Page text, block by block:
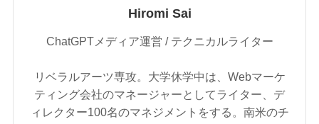
Hiromi Sai
ChatGPTメディア運営 / テクニカルライター
リベラルアーツ専攻。大学休学中は、Webマーケ
ティング会社のマネージャーとしてライター、デ
ィレクター100名のマネジメントをする。南米のチ